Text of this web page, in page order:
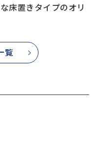
床置きタイプのオリ
覧